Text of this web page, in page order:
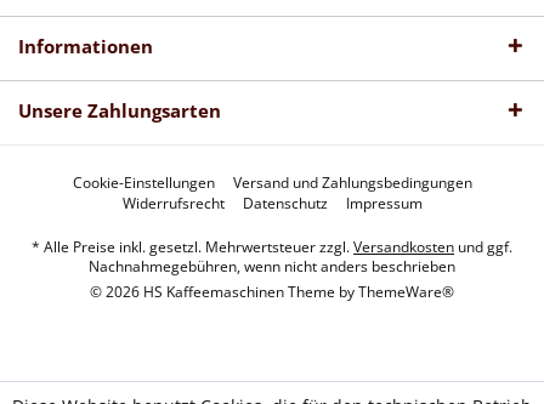
Informationen
Unsere Zahlungsarten
Cookie-Einstellungen
Versand und Zahlungsbedingungen
Widerrufsrecht
Datenschutz Impressum
* Alle Preise inkl. gesetzl. Mehrwertsteuer zzgl.Versandkosten und ggf.
Nachnahmegebühren, wenn nicht anders beschrieben
© 2026 HS Kaffeemaschinen Theme byThemeWare®